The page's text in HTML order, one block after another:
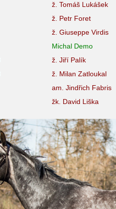
ž. Tomáš Lukášek
ž. Petr Foret
ž. Giuseppe Virdis
Michal Demo
ž. Jiří Palík
ž. Milan Zatloukal
am. Jindřich Fabris
žk. David Liška